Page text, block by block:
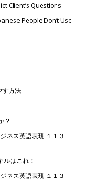
Client’s Questions
People Don’t Use
す方法
？
ネス英語表現 １１３
はこれ！
ネス英語表現 １１３